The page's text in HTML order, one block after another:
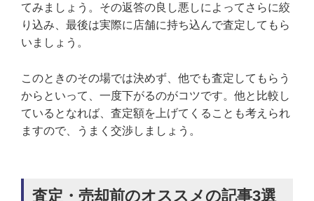
てみましょう。その返答の良し悪しによってさらに絞
り込み、最後は実際に店舗に持ち込んで査定してもら
いましょう。
このときのその場では決めず、他でも査定してもらう
からといって、一度下がるのがコツです。他と比較し
ているとなれば、査定額を上げてくることも考えられ
ますので、うまく交渉しましょう。
査定・売却前のオススメの記事3選